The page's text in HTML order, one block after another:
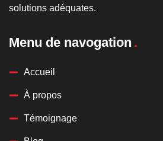
solutions adéquates.
Menu de navogation
Accueil
À propos
Témoignage